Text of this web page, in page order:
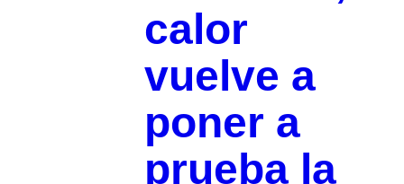
calor
vuelve a
poner a
prueba la